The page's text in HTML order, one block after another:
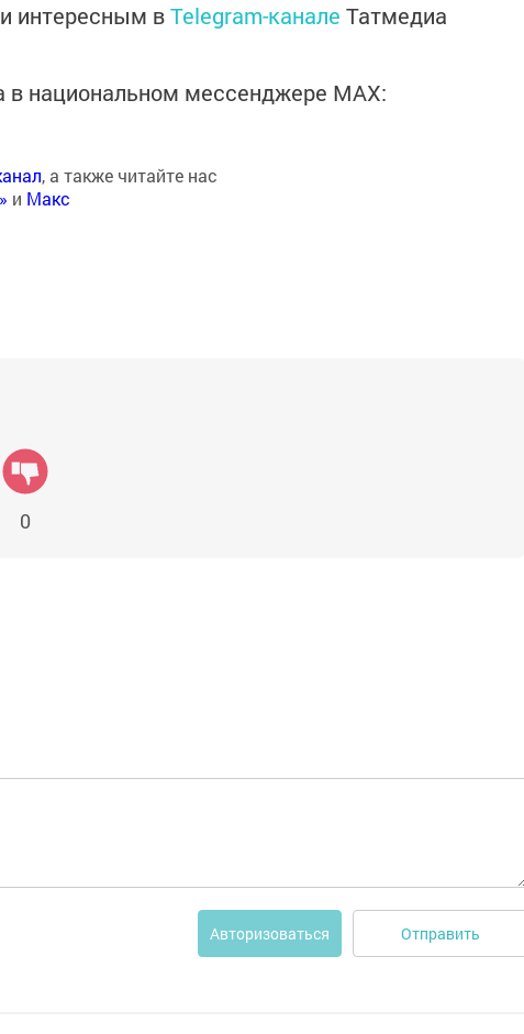
интересным вTelegram-канале Татмедиа
в национальном мессенджере MАХ:
, а также читайте нас
и Макс
0
Авторизоваться Отправить